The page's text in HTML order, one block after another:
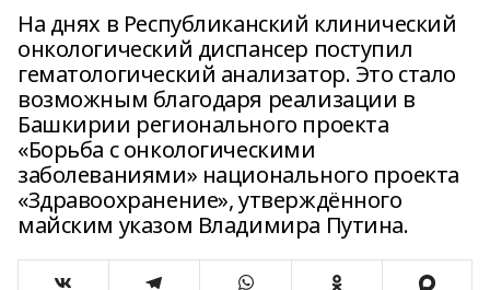
На днях в Республиканский клинический
онкологический диспансер поступил
гематологический анализатор. Это стало
возможным благодаря реализации в
Башкирии регионального проекта
«Борьба с онкологическими
заболеваниями» национального проекта
«Здравоохранение», утверждённого
майским указом Владимира Путина.